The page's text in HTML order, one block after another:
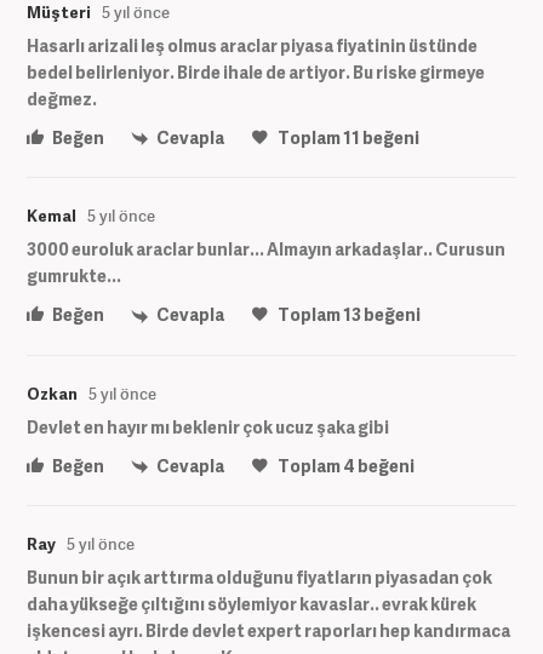
Müşteri 5 yıl önce
Hasarlı arizali leş olmus araclar piyasa fiyatinin üstünde
bedel belirleniyor. Birde ihale de artiyor. Bu riske girmeye
değmez.
Beğen
Cevapla Toplam11 beğeni
Kemal 5 yıl önce
3000 euroluk araclar bunlar... Almayın arkadaşlar.. Curusun
gumrukte...
Beğen
Cevapla Toplam13beğeni
Ozkan 5 yıl önce
Devlet en hayır mı beklenir çok ucuz şaka gibi
Beğen
Cevapla Toplam4 beğeni
Ray 5 yıl önce
Bunun bir açık arttırma olduğunu fiyatların piyasadan çok
daha yükseğe çıltığını söylemiyor kavaslar.. evrak kürek
işkencesi ayrı. Birde devlet expert raporları hep kandırmaca